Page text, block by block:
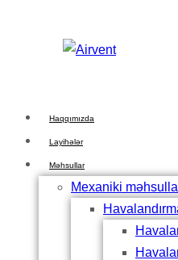
content
Haqqımızda
Layihələr
Məhsullar
Mexaniki